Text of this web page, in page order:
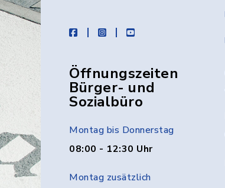
facebookinstagramyoutube
Öffnungszeiten
Bürger- und
Sozialbüro
Montag bis Donnerstag
08:00 - 12:30 Uhr
Montag zusätzlich